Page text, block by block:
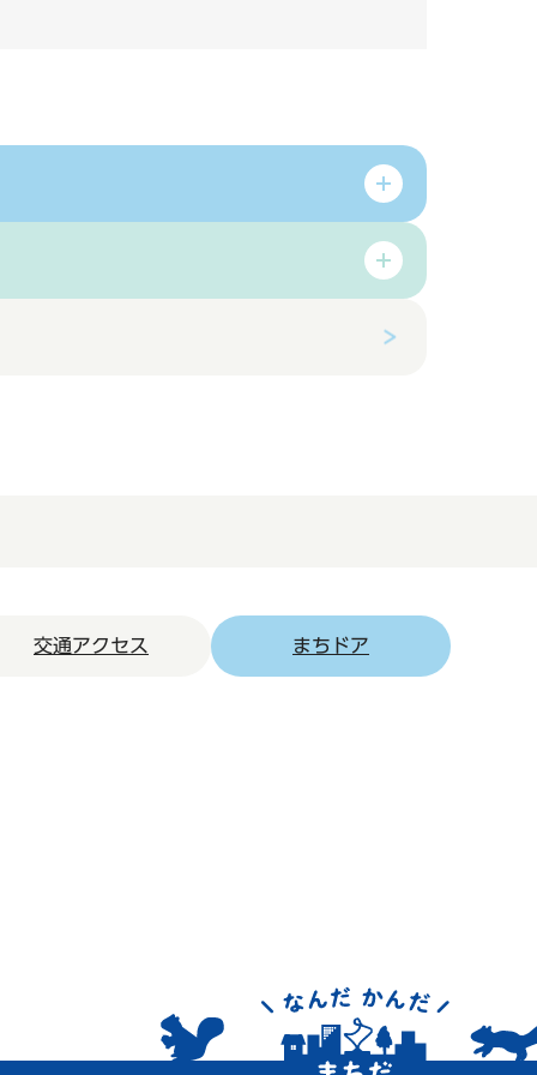
交通アクセス まちドア